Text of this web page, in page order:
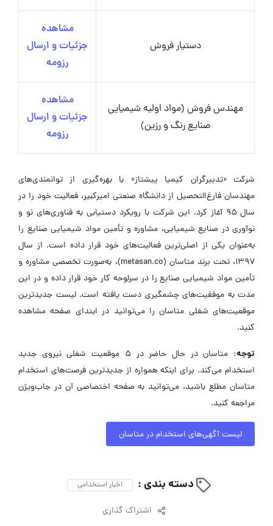
دستیار فروش
مشاهده
جزئیات و ارسال
رزومه
مهندس فروش (مواد اولیه شیمیایی
صنایع رنگ و رزین)
مشاهده
جزئیات و ارسال
رزومه
شرکت «تدبیرگران کیمیا پیشتاز» با بهره‌گیری از توانمندی‌های
مهندسان فارغ‌التحصیل از دانشگاه صنعتی امیرکبیر، فعالیت خود را در
سال ۹۵ آغاز کرد. این شرکت با رویکرد دستیابی به فناوری‌های نو و
نوآوری در صنایع شیمیایی، مشاوره و تأمین مواد شیمیایی صنایع را
به‌عنوان یکی از اصلی‌ترین فعالیت‌های خود قرار داده است. از سال
۱۳۹۷، تحت برند متاسان (metasan.co)، به‌صورت تخصصی مشاوره و
تأمین مواد شیمیایی صنایع را در سرلوحه کار خود قرار داده و در این
مدت به موفقیت‌های چشمگیری دست یافته است. لیست جدیدترین
موقعیت‌های شغلی متاسان را می‌توانید در ابتدای صفحه مشاهده
کنید.
توجه:
متاسان در حال حاضر در ۵ موقعیت شغلی نیروی جدید
استخدام می‌کند. برای اینکه همواره از جدیدترین فرصت‌های استخدام
متاسان مطلع باشید، می‌توانید به صفحه اختصاصی آن در جاب‌ویژن
مراجعه کنید.
لیست آگهی‌های استخدام در متاسان
دسته بندی : اخبار استخدامی
اشتراک گذاری